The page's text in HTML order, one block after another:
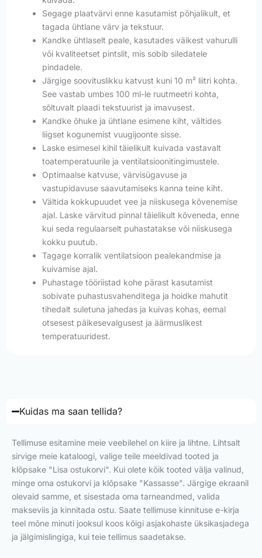
Segage plaatvärvi enne kasutamist põhjalikult, et
tagada ühtlane värv ja tekstuur.
Kandke ühtlaselt peale, kasutades väikest vahurulli
või kvaliteetset pintslit, mis sobib siledatele
pindadele.
Järgige soovituslikku katvust kuni 10 m² liitri kohta.
See vastab umbes 100 ml-le ruutmeetri kohta,
sõltuvalt plaadi tekstuurist ja imavusest.
Kandke õhuke ja ühtlane esimene kiht, vältides
liigset kogunemist vuugijoonte sisse.
Laske esimesel kihil täielikult kuivada vastavalt
toatemperatuurile ja ventilatsioonitingimustele.
Optimaalse katvuse, värvisügavuse ja
vastupidavuse saavutamiseks kanna teine kiht.
Vältida kokkupuudet vee ja niiskusega kõvenemise
ajal. Laske värvitud pinnal täielikult kõveneda, enne
kui seda regulaarselt puhastatakse või niiskusega
kokku puutub.
Tagage korralik ventilatsioon pealekandmise ja
kuivamise ajal.
Puhastage tööriistad kohe pärast kasutamist
sobivate puhastusvahenditega ja hoidke mahutit
tihedalt suletuna jahedas ja kuivas kohas, eemal
otsesest päikesevalgusest ja äärmuslikest
temperatuuridest.
Kuidas ma saan tellida?
Tellimuse esitamine meie veebilehel on kiire ja lihtne. Lihtsalt
sirvige meie kataloogi, valige teile meeldivad tooted ja
klõpsake "Lisa ostukorvi". Kui olete kõik tooted välja valinud,
minge oma ostukorvi ja klõpsake "Kassasse". Järgige ekraanil
olevaid samme, et sisestada oma tarneandmed, valida
makseviis ja kinnitada ostu. Saate tellimuse kinnituse e-kirja
teel mõne minuti jooksul koos kõigi asjakohaste üksikasjadega
ja jälgimislingiga, kui teie tellimus saadetakse.